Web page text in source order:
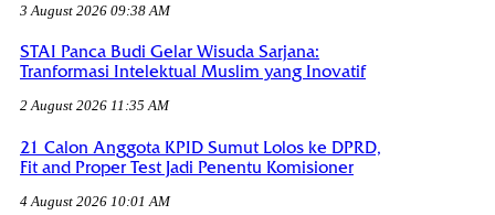
3 August 2026 09:38 AM
STAI Panca Budi Gelar Wisuda Sarjana:
Tranformasi Intelektual Muslim yang Inovatif
2 August 2026 11:35 AM
21 Calon Anggota KPID Sumut Lolos ke DPRD,
Fit and Proper Test Jadi Penentu Komisioner
4 August 2026 10:01 AM